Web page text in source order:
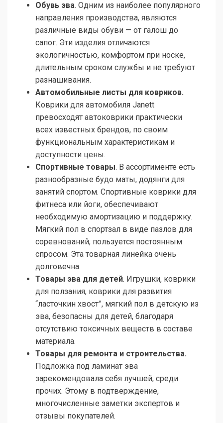
Обувь эва. Одним из наиболее популярного
направления производства, являются
различные виды обуви — от галош до
сапог. Эти изделия отличаются
экологичностью, комфортом при носке,
длительным сроком службы и не требуют
разнашивания.
Автомобильные листы для ковриков.
Коврики для автомобиля Janett
превосходят автоковрики практически
всех известных брендов, по своим
функциональным характеристикам и
доступности цены.
Спортивные товары. В ассортименте есть
разнообразные будо маты, додянги для
занятий спортом. Спортивные коврики для
фитнеса или йоги, обеспечивают
необходимую амортизацию и поддержку.
Мягкий пол в спортзал в виде пазлов для
соревнований, пользуется постоянным
спросом. Эта товарная линейка очень
долговечна.
Товары эва для детей. Игрушки, коврики
для ползания, коврики для развития
“ласточкин хвост”, мягкий пол в детскую из
эва, безопасны для детей, благодаря
отсутствию токсичных веществ в составе
материала.
Товары для ремонта и строительства.
Подложка под ламинат эва
зарекомендовала себя лучшей, среди
прочих. Этому в подтверждение,
многочисленные заметки экспертов и
отзывы покупателей.